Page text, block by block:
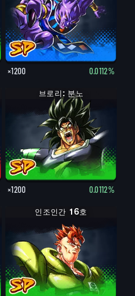
×1200 0.0112%
브로리: 분노
×1200 0.0112%
인조인간 16호